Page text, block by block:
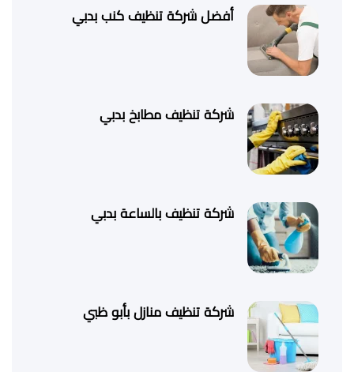
أفضل شركة تنظيف كنب بدبي
شركة تنظيف مطابخ بدبي
شركة تنظيف بالساعة بدبي
شركة تنظيف منازل بأبو ظبي